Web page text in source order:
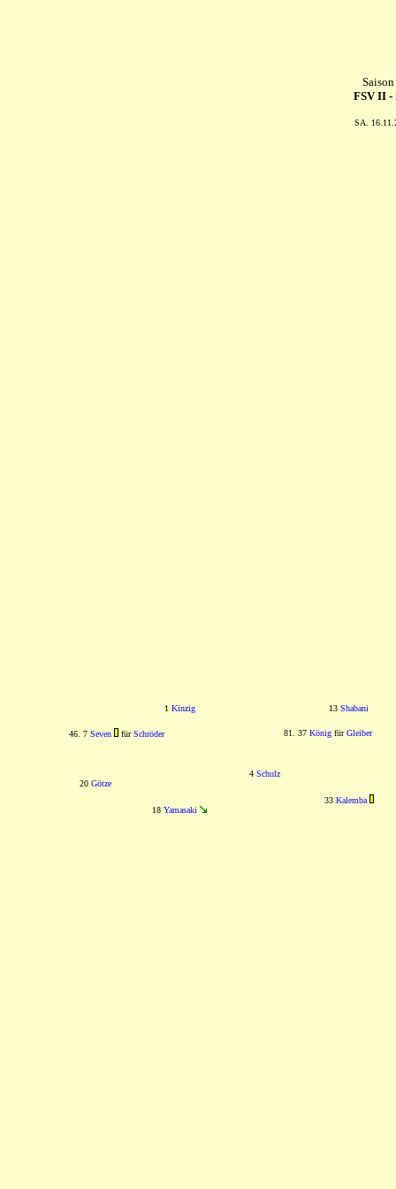
FSV II -
SA.
1 Kinzig 13 Shabani
46. 7 Seven fürSchröder 81. 37 KönigfürGleiber
20 Götze
4 Schulz
18 Yamasaki
33 Kalemba